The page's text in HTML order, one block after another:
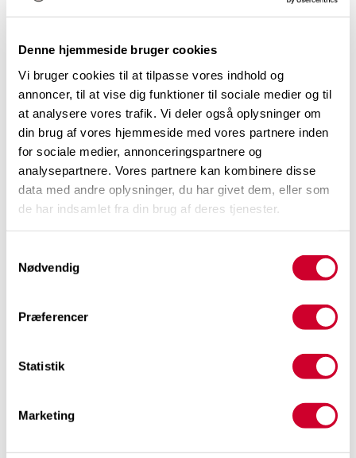
Denne hjemmeside bruger cookies
Vi bruger cookies til at tilpasse vores indhold og
annoncer, til at vise dig funktioner til sociale medier og til
at analysere vores trafik. Vi deler også oplysninger om
din brug af vores hjemmeside med vores partnere inden
for sociale medier, annonceringspartnere og
analysepartnere. Vores partnere kan kombinere disse
data med andre oplysninger, du har givet dem, eller som
de har indsamlet fra din brug af deres tjenester.
Nødvendig
Præferencer
Statistik
Marketing
under 0,35 kr. pr. banan, og du har antaget, at hun
aldrig vil acceptere en pris over 1,60 kr. pr. banan.
Hvis du forlanger mere end 1,60, vil Henriette
sandsynligvis falde tilbage på hendes BAFA. Omvendt
hvis hun forlanger en pris mindre end 0,35 kr. pr.
banan, vil du falde tilbage på din BAFA. Dit mål er
derfor at få så stor en del af OMA som muligt. Det, du
skal gøre, inden du forhandler, er altså:
Find den andens BAFA
andel af OMA som muligt.